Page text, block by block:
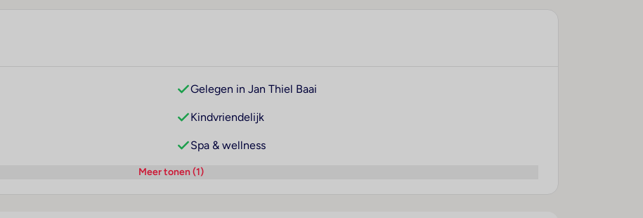
Gelegen in Jan Thiel Baai
Kindvriendelijk
Spa & wellness
Meer tonen (1)